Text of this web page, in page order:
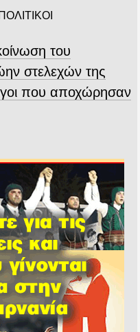
του
στελεχών της
που αποχώρησαν